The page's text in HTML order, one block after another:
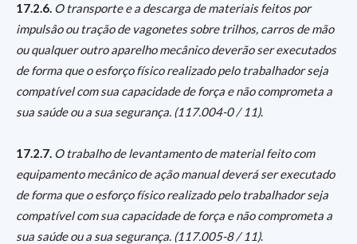
17.2.6. O transporte e a descarga de materiais feitos por
impulsâo ou tração de vagonetes sobre trilhos, carros de mão
ou qualquer outro aparelho mecânico deverão ser executados
de forma que o esforço físico realizado pelo trabalhador seja
compatível com sua capacidade de força e não comprometa a
sua saúde ou a sua segurança. (117.004-0 / 11).
17.2.7. O trabalho de levantamento de material feito com
equipamento mecânico de ação manual deverá ser executado
de forma que o esforço físico realizado pelo trabalhador seja
compatível com sua capacidade de força e não comprometa a
sua saúde ou a sua segurança. (117.005-8 / 11).